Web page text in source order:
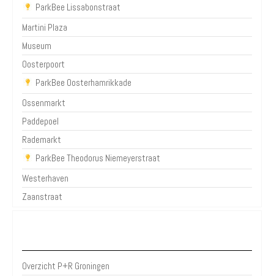
ParkBee Lissabonstraat
Martini Plaza
Museum
Oosterpoort
ParkBee Oosterhamrikkade
Ossenmarkt
Paddepoel
Rademarkt
ParkBee Theodorus Niemeyerstraat
Westerhaven
Zaanstraat
Overzicht P+R Groningen